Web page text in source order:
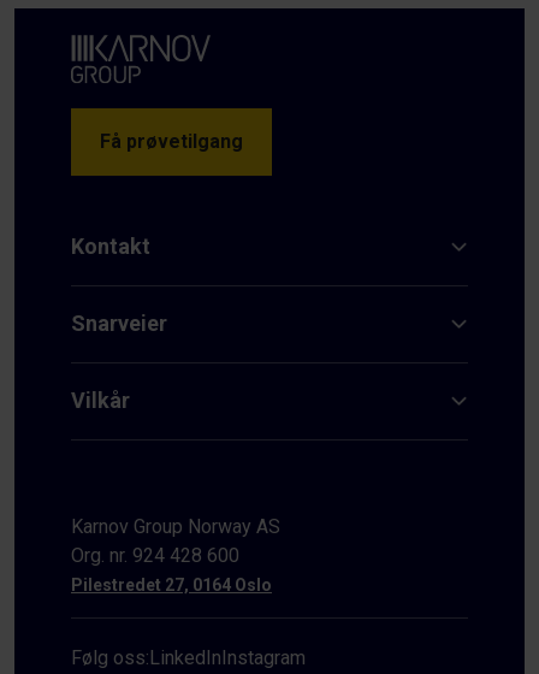
Få prøvetilgang
Kontakt
Snarveier
Vilkår
Karnov Group Norway AS
Org. nr. 924 428 600
Pilestredet 27, 0164 Oslo
Følg oss:LinkedInInstagram